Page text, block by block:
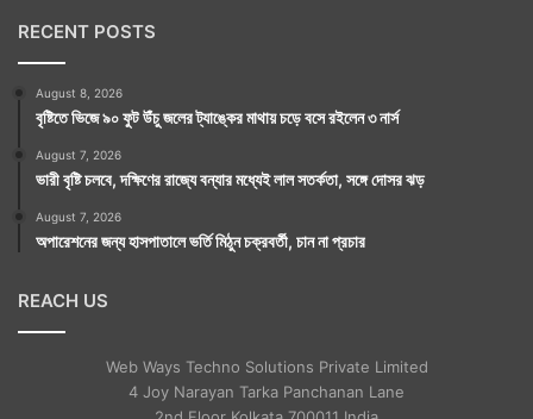
RECENT POSTS
August 8, 2026
বৃষ্টিতে ভিজে ৯০ ফুট উঁচু জলের ট্যাঙ্কের মাথায় চড়ে বসে রইলেন ৩ নার্স
August 7, 2026
ভারী বৃষ্টি চলবে, দক্ষিণের রাজ্যে বন্যার মধ্যেই লাল সতর্কতা, সঙ্গে দোসর ঝড়
August 7, 2026
অপারেশনের জন্য হাসপাতালে ভর্তি মিঠুন চক্রবর্তী, চান না প্রচার
REACH US
Web Ways Techno Solutions Private Limited
4 Joy Narayan Tarka Panchanan Lane